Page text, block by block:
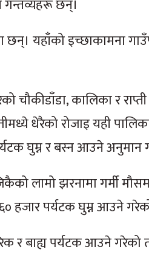
गन्तव्यहरू छन्।
यहाँको इच्छाकामना
चौकीडाँडा, कालिका र
धेरैको रोजाइ यही
घुम्न र बस्न आउने अनुमान
लामो झरनामा गर्मी
हजार पर्यटक घुम्न आउने
र बाह्य पर्यटक आउने